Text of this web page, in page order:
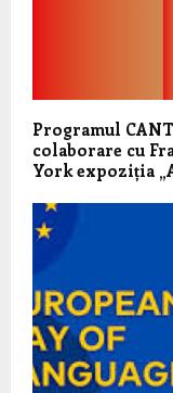
Programul
colaborare cu
York expoziția